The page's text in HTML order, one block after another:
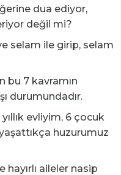
dua ediyor,
değil mi?
selam ile girip, selam
bu 7 kavramın
durumundadır.
evliyim, 6 çocuk
huzurumuz
aileler nasip